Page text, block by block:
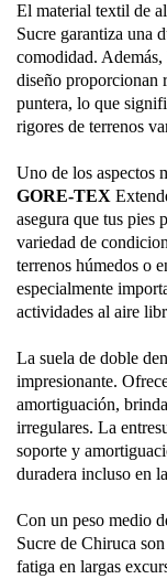
El material textil de
Sucre garantiza una
comodidad.
diseño proporcionan
puntera, lo que
rigores de terrenos
Uno de los aspectos
GORE-TEX
asegura que tus pies
variedad de
terrenos húmedos o
especialmente
actividades al aire
La suela de doble
impresionante.
amortiguación,
irregulares. La
soporte y
duradera incluso en
Con un peso medio
Sucre de Chiruca
fatiga en largas